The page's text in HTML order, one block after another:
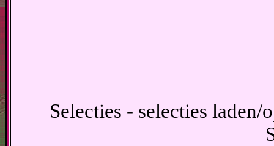
Selecties - selecties